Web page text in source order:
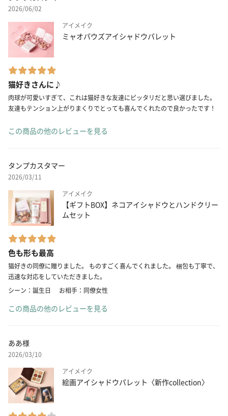
2026/06/02
アイメイク
ミャオパウズアイシャドウパレット
猫好きさんに♪
肉球が可愛いすぎて、これは猫好きな友達にピッタリだと思い選びました。
友達もテンション上がりまくりでとっても喜んでくれたので良かったです！
この商品の他のレビューを見る
タンプカスタマー
2026/03/11
アイメイク
【ギフトBOX】ネコアイシャドウとハンドクリー
ムセット
色も形も最高
猫好きの同僚に贈りました。 ものすごく喜んでくれました。 梱包も丁寧で、
迅速な対応をしていただきました。
シーン：誕生日
お相手：同僚女性
この商品の他のレビューを見る
ああ様
2026/03/10
アイメイク
絵画アイシャドウパレット〈新作collection〉